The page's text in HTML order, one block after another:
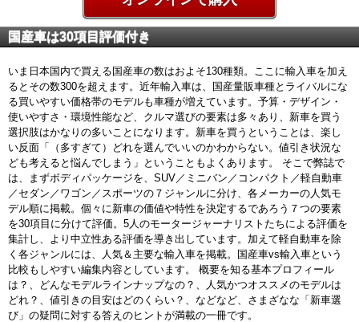
国産車は30項目評価付き
いま日本国内で買える国産車の数はおよそ130種類。ここに輸入車を加え
るとその数300を超えます。近年輸入車は、国産量販車種とライバルにな
る買いやすい価格帯のモデルも車種が増えています。予算・デザイン・
使いやすさ・環境性能など、クルマ選びの要素は多々あり、新車を買う
選択肢はかなりの多いことになります。新車を買うということは、楽し
い反面「（多すぎて）どれを選んでいいのかわからない。値引き状況な
ども考えると悩んでしまう」ということもよくあります。 そこで弊誌で
は、まずボディパッケージを、SUV／ミニバン／コンパクト／軽自動車
／セダン／ワゴン／スポーツの７ジャンルに分け、各メーカーの人気モ
デル順に掲載。個々に新車の価値や特性を決定するであろう７つの要素
を30項目に分けて評価。5人のモータージャーナリストたちによる評価を
集計し、より中立性ある評価を導き出しています。加えて軽自動車を除
く各ジャンルには、人気＆主要な輸入車を掲載。国産車vs輸入車という
比較もしやすい編集内容としています。 概要を知る基本プロフィール
は？、どんなモデルラインナップなの？、人気かつオススメのモデルは
どれ？、値引きの目安はどのくらい？、などなど、さまざなな「新車選
び」の疑問に対する答えのヒントが満載の一冊です。